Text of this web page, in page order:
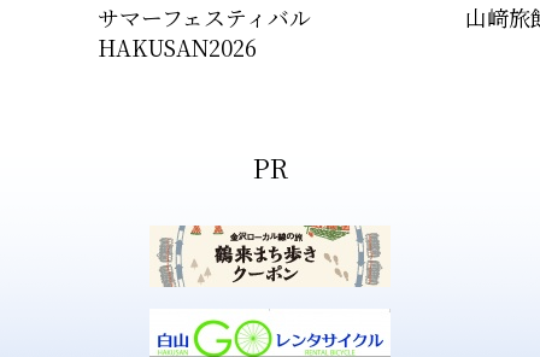
サマーフェスティバル
HAKUSAN2026
山﨑旅